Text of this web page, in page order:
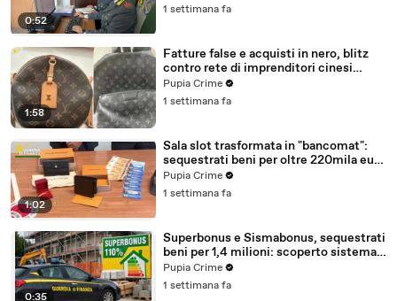
0:52
1 settimana fa
1:58
Fatture false e acquisti in nero, blitz
contro rete di imprenditori cinesi
sequestri per 8,5 milioni (29.07.26)
Pupia Crime
1 settimana fa
1:02
Sala slot trasformata in "bancomat":
sequestrati beni per oltre 220mila euro
a due coniugi (29.07.26)
Pupia Crime
1 settimana fa
0:35
Superbonus e Sismabonus, sequestrati
beni per 1,4 milioni: scoperto sistema
con false abitazioni (29.07.26)
Pupia Crime
1 settimana fa